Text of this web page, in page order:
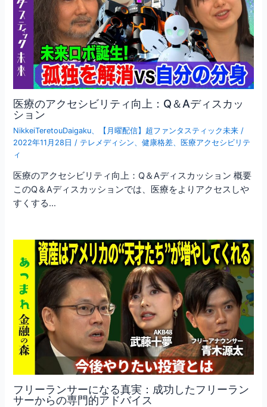
医療のアクセシビリティ向上：Q＆Aディスカッ
ション
NikkeiTeretouDaigaku 【月曜配信】超ファンタスティック未来 /
2022年11月28日 / テレメディシン 、健康格差
医療アクセシビリテ
ィ
医療のアクセシビリティ向上：Q＆Aディスカッション 概要
このQ＆Aディスカッションでは、医療をよりアクセスしや
すくする…
フリーランサーになる真実：成功したフリーラン
サーからの専門的アドバイス